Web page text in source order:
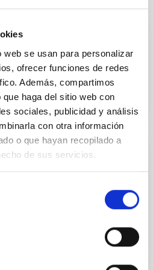
se usan para personalizar
ofrecer funciones de redes
Además, compartimos
haga del sitio web con
sociales, publicidad y análisis
con otra información
o que hayan recopilado a
de sus servicios.
Herschel Telescope